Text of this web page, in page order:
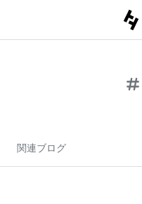
関連ブログ